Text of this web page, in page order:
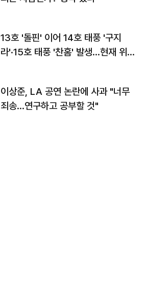
13호 '돌핀' 이어 14호 태풍 '구지
라'·15호 태풍 '찬홈' 발생…현재 위
이상준, LA 공연 논란에 사과 "너무
죄송…연구하고 공부할 것"